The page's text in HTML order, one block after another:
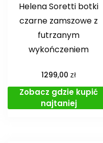
Helena Soretti botki
czarne zamszowe z
futrzanym
wykończeniem
1299,00zł
Zobacz gdzie kupić
najtaniej